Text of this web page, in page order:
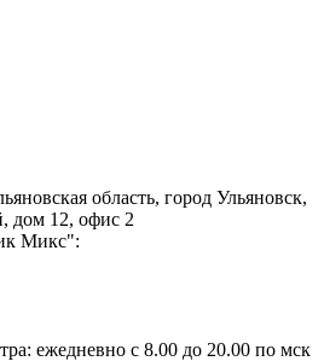
область, город Ульяновск,
дом 12, офис 2
Микс":
ежедневно с 8.00 до 20.00 по мск